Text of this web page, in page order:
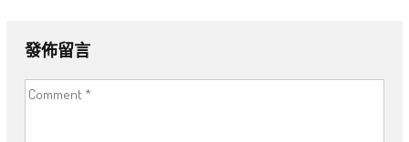
發佈留言